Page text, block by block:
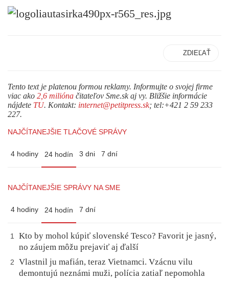
ZDIEĽAŤ
Tento text je platenou formou reklamy. Informujte o svojej firme
viac ako 2,6 milióna čitateľov Sme.sk aj vy. Bližšie informácie
nájdete TU. Kontakt: internet@petitpress.sk; tel:+421 2 59 233
227.
NAJČÍTANEJŠIE TLAČOVÉ SPRÁVY
4 hodiny 24 hodín 3 dni 7 dní
NAJČÍTANEJŠIE SPRÁVY NA SME
4 hodiny 24 hodín 7 dní
1
Kto by mohol kúpiť slovenské Tesco? Favorit je jasný,
no záujem môžu prejaviť aj ďalší
2
Vlastnil ju mafián, teraz Vietnamci. Vzácnu vilu
demontujú neznámi muži, polícia zatiaľ nepomohla